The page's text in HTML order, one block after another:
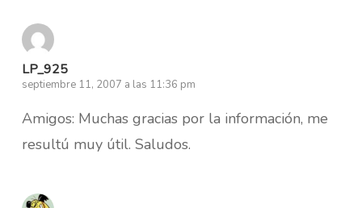
LP_925
septiembre 11, 2007 a las 11:36 pm
Amigos: Muchas gracias por la información, me
resultú muy útil. Saludos.